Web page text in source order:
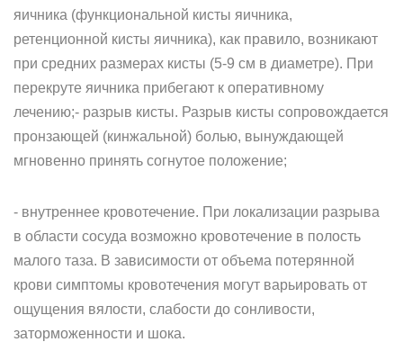
яичника (функциональной кисты яичника,
ретенционной кисты яичника), как правило, возникают
при средних размерах кисты (5-9 см в диаметре). При
перекруте яичника прибегают к оперативному
лечению;- разрыв кисты. Разрыв кисты сопровождается
пронзающей (кинжальной) болью, вынуждающей
мгновенно принять согнутое положение;
- внутреннее кровотечение. При локализации разрыва
в области сосуда возможно кровотечение в полость
малого таза. В зависимости от объема потерянной
крови симптомы кровотечения могут варьировать от
ощущения вялости, слабости до сонливости,
заторможенности и шока.